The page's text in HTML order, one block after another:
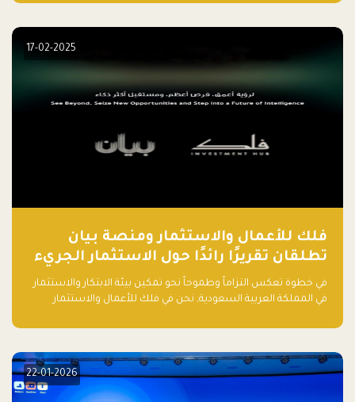
الكثيرون في بداية رحلتهم، وهي التي قد تعرقل نجاحهم. في هذا
17-02-2025
فلك للأعمال والاستثمار ومنصة بيان
تطلقان تقريرًا رائدًا حول الاستثمار الجريء
في الذكاء الاصطناعي بالمملكة العربية
السعودية
في خطوة تعكس التزاماً وطموحاً نحو تمكين بيئة الابتكار والاستثمار
في المملكة العربية السعودية, نحن في فلك للأعمال والاستثمار
الذكاء الاصطناعي: خارطة الطريق للمستثمرين ورواد الأعمال في
22-01-2026